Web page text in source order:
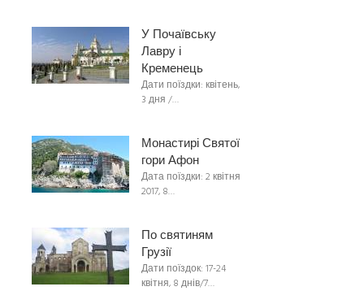
У Почаївську
Лавру і
Кременець
Дати поїздки: квітень,
3 дня /…
Монастирі Святої
гори Афон
Дата поїздки: 2 квітня
2017, 8…
По святиням
Грузії
Дати поїздок: 17-24
квітня, 8 днів/7…